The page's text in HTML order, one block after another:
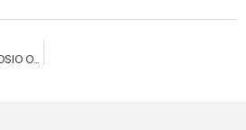
MASCARPONE SENZA LATTOSIO OPTIMUS